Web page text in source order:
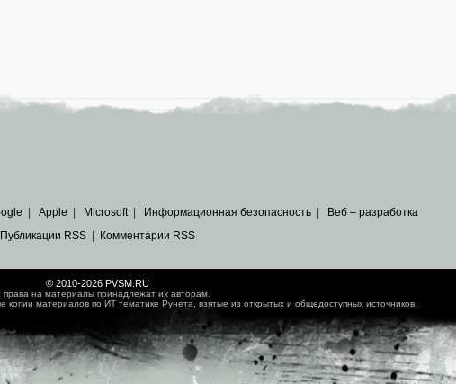
Apple Microsoft| Информационная безопасность
Веб – разработка
Публикации RSS| Комментарии RSS
© 2010-2026 PVSM.RU
права на материалы принадлежат их авторам.
копии материаловпо ИТ тематике Рунета, взятые из открытых и общедоступных источников.